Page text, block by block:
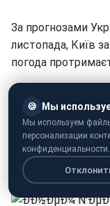
За прогнозами
листопада, Київ
погода
Вдень
градусів вище
опуститься до 6
У неділю в місті
3-8 м/с.
🍪 Мы
Мы используем
персонализации
конфиденциальности.